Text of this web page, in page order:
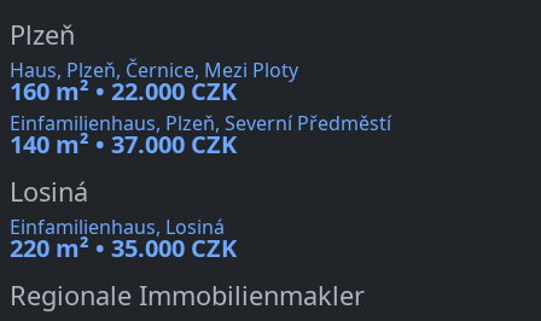
Plzeň
Haus, Plzeň, Černice, Mezi Ploty
160 m² • 22.000 CZK
Einfamilienhaus, Plzeň, Severní Předměstí
140 m² • 37.000 CZK
Losiná
Einfamilienhaus, Losiná
220 m² • 35.000 CZK
Regionale Immobilienmakler